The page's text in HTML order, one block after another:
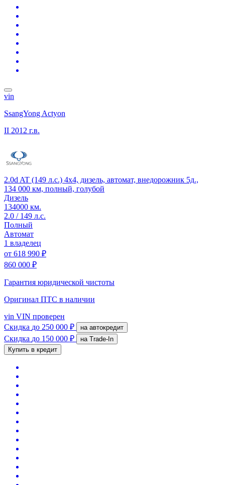
vin
SsangYong Actyon
II 2012 г.в.
2.0d AT (149 л.с.) 4x4, дизель, автомат, внедорожник 5д.,
134 000 км, полный, голубой
Дизель
134000 км.
2.0 / 149 л.с.
Полный
Автомат
1 владелец
от 618 990 ₽
860 000 ₽
Гарантия юридической чистоты
Оригинал ПТС в наличии
vin VIN проверен
Скидка до 250 000 ₽ на автокредит
Скидка до 150 000 ₽
на Trade-In
Купить в кредит